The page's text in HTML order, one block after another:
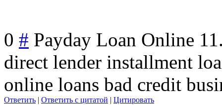
0 # Payday Loan Online
direct lender installment
online loans bad credit
Ответить | Ответить с цитатой | Цитировать